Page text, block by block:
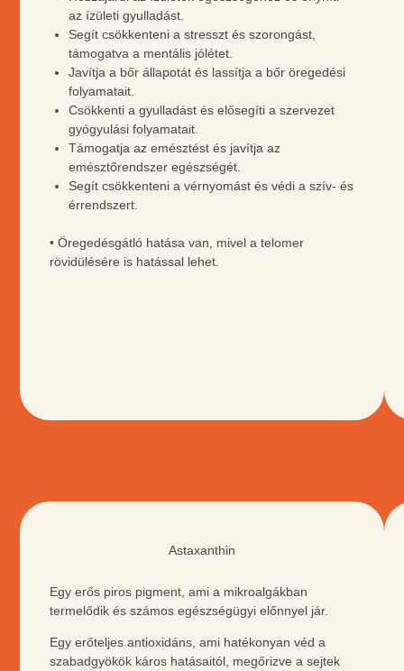
az ízületi gyulladást.
Segít csökkenteni a stresszt és szorongást,
támogatva a mentális jólétet.
Javítja a bőr állapotát és lassítja a bőr öregedési
folyamatait.
Csökkenti a gyulladást és elősegíti a szervezet
gyógyulási folyamatait.
Támogatja az emésztést és javítja az
emésztőrendszer egészségét.
Segít csökkenteni a vérnyomást és védi a szív- és
érrendszert.
• Öregedésgátló hatása van, mivel a telomer
rövidülésére is hatással lehet.
ZÖLD
TEA
Astaxanthin
Egy erős piros pigment, ami a mikroalgákban
termelődik és számos egészségügyi előnnyel jár.
Egy erőteljes antioxidáns, ami hatékonyan véd a
szabadgyökök káros hatásaitól, megőrizve a sejtek